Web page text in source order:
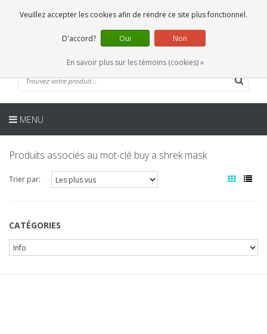
0 Articles
FR
MENU
Produits associés au mot-clé buy a shrek mask
Trier par:
CATÉGORIES
Veuillez accepter les cookies afin de rendre ce site plus fonctionnel.
D'accord? Oui Non
En savoir plus sur les témoins (cookies) »